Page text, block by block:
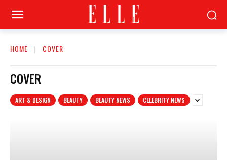
HOME COVER
COVER
ART & DESIGN BEAUTY BEAUTY NEWS CELEBRITY NEWS